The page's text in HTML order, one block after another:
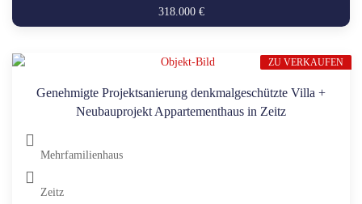
318.000 €
Genehmigte Projektsanierung denkmalgeschützte Villa +
Neubauprojekt Appartementhaus in Zeitz
Mehrfamilienhaus
Zeitz
ZU VERKAUFEN